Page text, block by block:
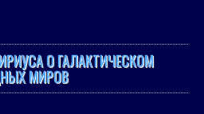
О ГАЛАКТИЧЕСКОМ
МИРОВ